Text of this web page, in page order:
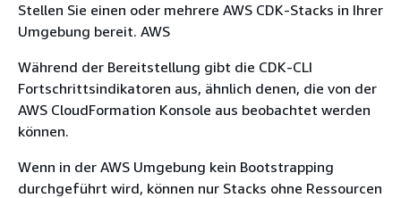
Stellen Sie einen oder mehrere AWS CDK-Stacks in Ihrer
Umgebung bereit. AWS
Während der Bereitstellung gibt die CDK-CLI
Fortschrittsindikatoren aus, ähnlich denen, die von der
AWS CloudFormation Konsole aus beobachtet werden
können.
Wenn in der AWS Umgebung kein Bootstrapping
durchgeführt wird, können nur Stacks ohne Ressourcen